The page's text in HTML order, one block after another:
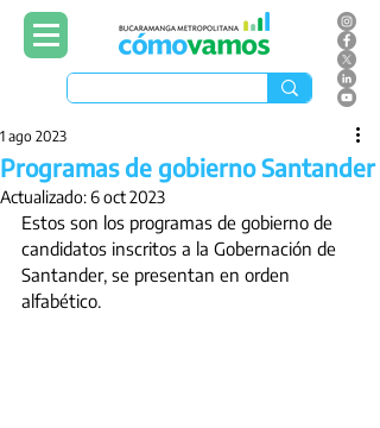
Programas de gobierno Santander
1 ago 2023
Actualizado:6 oct 2023
Estos son los programas de gobierno de
candidatos inscritos a la Gobernación de
Santander, se presentan en orden
alfabético.